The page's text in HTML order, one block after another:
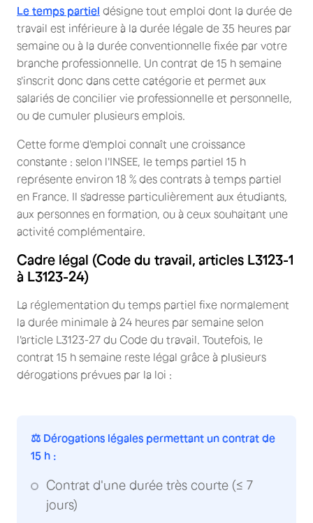
Le temps partiel désigne tout emploi dont la durée de
travail est inférieure à la durée légale de 35 heures par
semaine ou à la durée conventionnelle fixée par votre
branche professionnelle. Un contrat de 15 h semaine
s'inscrit donc dans cette catégorie et permet aux
salariés de concilier vie professionnelle et personnelle,
ou de cumuler plusieurs emplois.
Cette forme d'emploi connaît une croissance
constante : selon l'INSEE, le temps partiel 15 h
représente environ 18 % des contrats à temps partiel
en France. Il s'adresse particulièrement aux étudiants,
aux personnes en formation, ou à ceux souhaitant une
activité complémentaire.
Cadre légal (Code du travail, articles L3123-1
à L3123-24)
La réglementation du temps partiel fixe normalement
la durée minimale à 24 heures par semaine selon
l'article L3123-27 du Code du travail. Toutefois, le
contrat 15 h semaine reste légal grâce à plusieurs
dérogations prévues par la loi :
⚖️ Dérogations légales permettant un contrat de
15 h :
Contrat d'une durée très courte (≤ 7
jours)